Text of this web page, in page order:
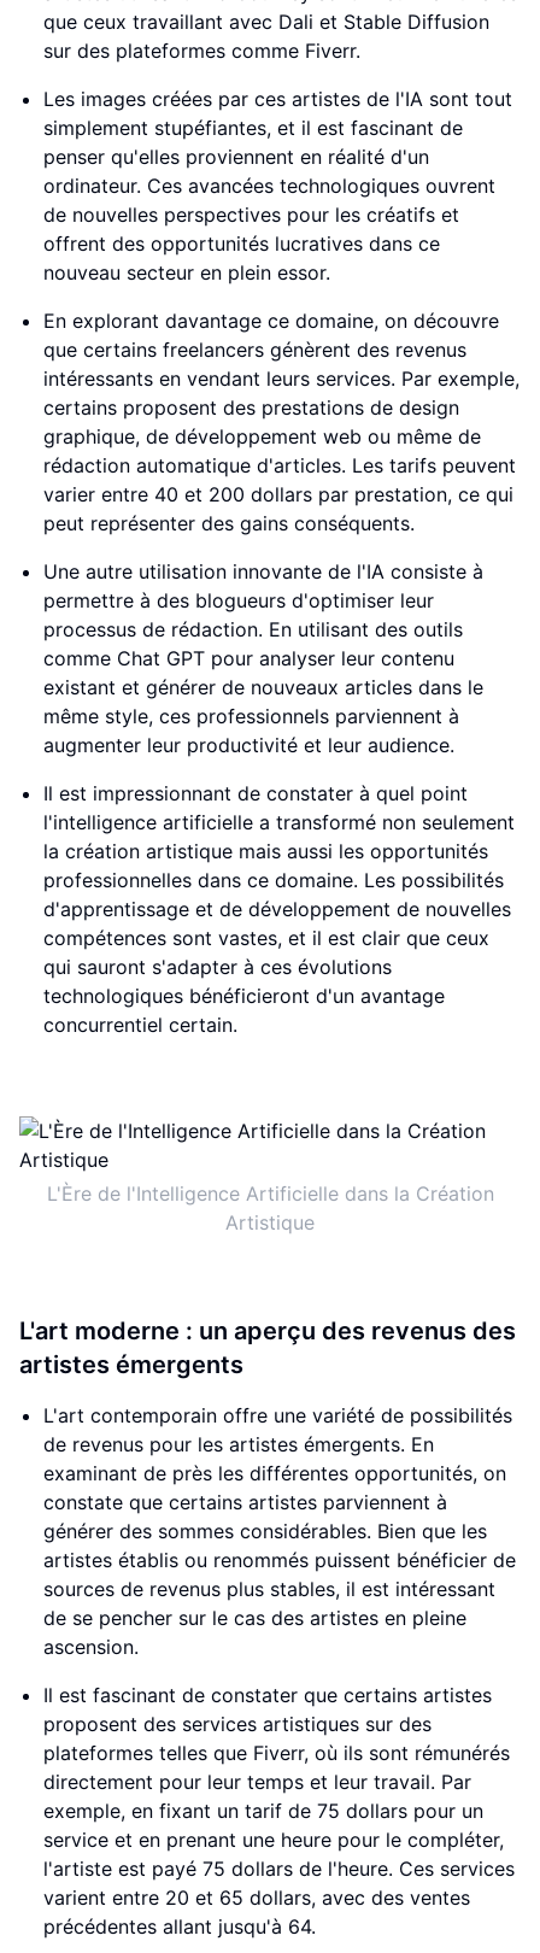
que ceux travaillant avec Dali et Stable Diffusion
sur des plateformes comme Fiverr.
Les images créées par ces artistes de l'IA sont tout
simplement stupéfiantes, et il est fascinant de
penser qu'elles proviennent en réalité d'un
ordinateur. Ces avancées technologiques ouvrent
de nouvelles perspectives pour les créatifs et
offrent des opportunités lucratives dans ce
nouveau secteur en plein essor.
En explorant davantage ce domaine, on découvre
que certains freelancers génèrent des revenus
intéressants en vendant leurs services. Par exemple,
certains proposent des prestations de design
graphique, de développement web ou même de
rédaction automatique d'articles. Les tarifs peuvent
varier entre 40 et 200 dollars par prestation, ce qui
peut représenter des gains conséquents.
Une autre utilisation innovante de l'IA consiste à
permettre à des blogueurs d'optimiser leur
processus de rédaction. En utilisant des outils
comme Chat GPT pour analyser leur contenu
existant et générer de nouveaux articles dans le
même style, ces professionnels parviennent à
augmenter leur productivité et leur audience.
Il est impressionnant de constater à quel point
l'intelligence artificielle a transformé non seulement
la création artistique mais aussi les opportunités
professionnelles dans ce domaine. Les possibilités
d'apprentissage et de développement de nouvelles
compétences sont vastes, et il est clair que ceux
qui sauront s'adapter à ces évolutions
technologiques bénéficieront d'un avantage
concurrentiel certain.
L'Ère de l'Intelligence Artificielle dans la Création
Artistique
L'art moderne : un aperçu des revenus des
artistes émergents
L'art contemporain offre une variété de possibilités
de revenus pour les artistes émergents. En
examinant de près les différentes opportunités, on
constate que certains artistes parviennent à
générer des sommes considérables. Bien que les
artistes établis ou renommés puissent bénéficier de
sources de revenus plus stables, il est intéressant
de se pencher sur le cas des artistes en pleine
ascension.
Il est fascinant de constater que certains artistes
proposent des services artistiques sur des
plateformes telles que Fiverr, où ils sont rémunérés
directement pour leur temps et leur travail. Par
exemple, en fixant un tarif de 75 dollars pour un
service et en prenant une heure pour le compléter,
l'artiste est payé 75 dollars de l'heure. Ces services
varient entre 20 et 65 dollars, avec des ventes
précédentes allant jusqu'à 64.